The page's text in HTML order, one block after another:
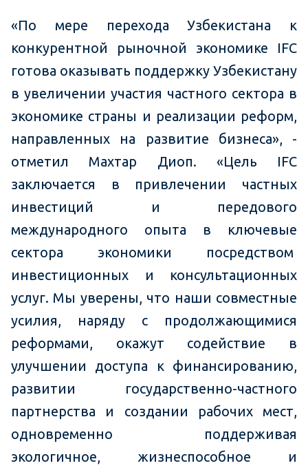
«По мере перехода Узбекистана к
конкурентной рыночной экономике IFC
готова оказывать поддержку Узбекистану
в увеличении участия частного сектора в
экономике страны и реализации реформ,
направленных на развитие бизнеса», -
отметил Махтар Диоп. «Цель IFC
заключается в привлечении частных
инвестиций и передового
международного опыта в ключевые
сектора экономики посредством
инвестиционных и консультационных
услуг. Мы уверены, что наши совместные
усилия, наряду с продолжающимися
реформами, окажут содействие в
улучшении доступа к финансированию,
развитии государственно-частного
партнерства и создании рабочих мест,
одновременно поддерживая
экологичное, жизнеспособное и